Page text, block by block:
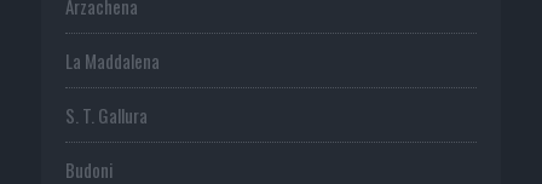
Arzachena
La Maddalena
S. T. Gallura
Budoni